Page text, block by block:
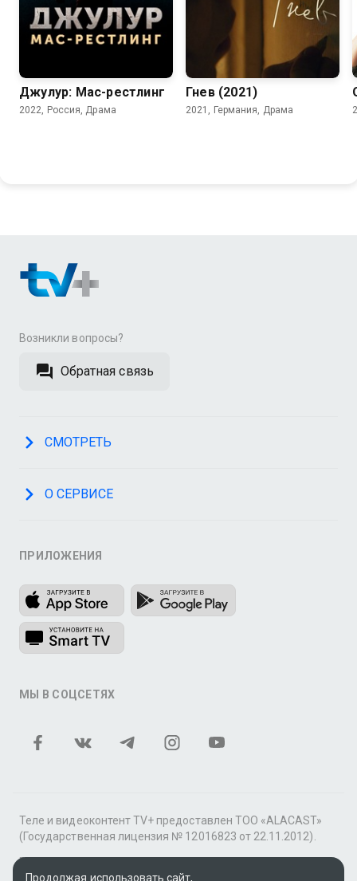
Джулур: Мас-рестлинг
2022, Россия, Драма
Гнев (2021)
2021, Германия, Драма
Возникли вопросы?
Обратная связь
СМОТРЕТЬ
О СЕРВИСЕ
ПРИЛОЖЕНИЯ
МЫ В СОЦСЕТЯХ
Теле и видеоконтент TV+ предоставлен ТОО «ALACAST»
(Государственная лицензия № 12016823 от 22.11.2012).
В рамках услуги «Видео по подписке» для «Пакета
фильмов и сериалов tv+» контент предоставляется
Продолжая использовать сайт,